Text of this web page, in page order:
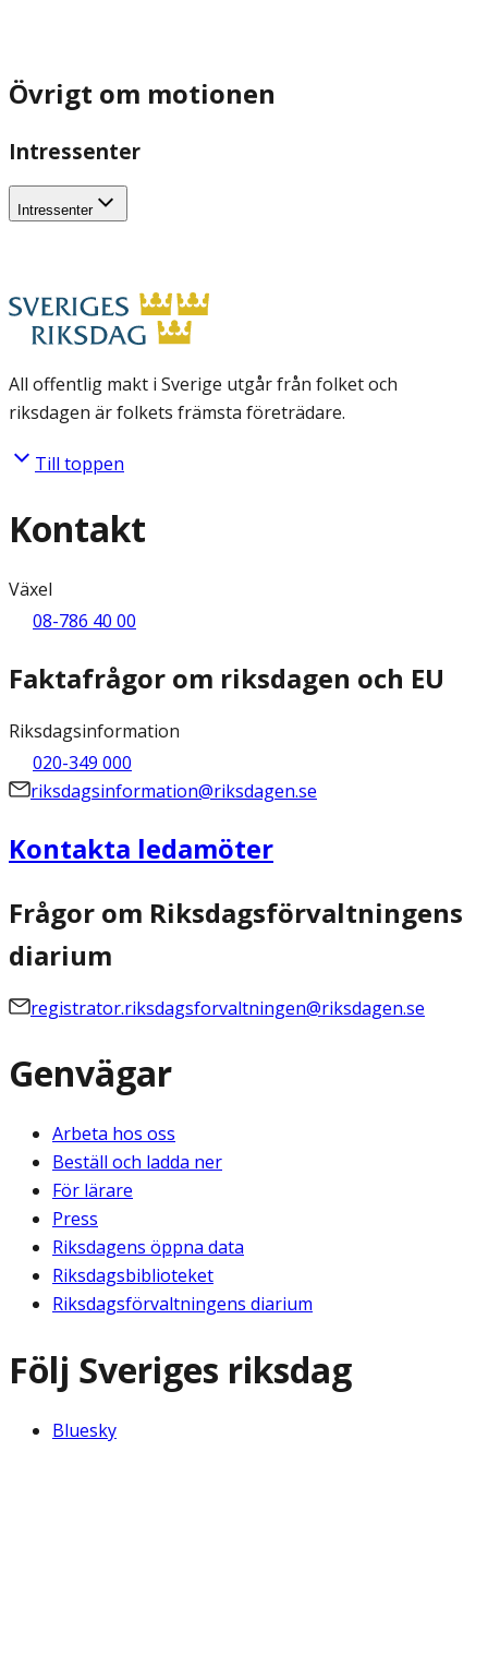
Övrigt om motionen
Intressenter
Intressenter
All offentlig makt i Sverige utgår från folket och
riksdagen är folkets främsta företrädare.
Till toppen
Kontakt
Växel
08-786 40 00
Faktafrågor om riksdagen och EU
Riksdagsinformation
020-349 000
riksdagsinformation@riksdagen.se
Kontakta ledamöter
Frågor om Riksdagsförvaltningens
diarium
registrator.riksdagsforvaltningen@riksdagen.se
Genvägar
Arbeta hos oss
Beställ och ladda ner
För lärare
Press
Riksdagens öppna data
Riksdagsbiblioteket
Riksdagsförvaltningens diarium
Följ Sveriges riksdag
Bluesky